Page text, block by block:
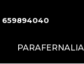
659894040
PARAFERNALIA